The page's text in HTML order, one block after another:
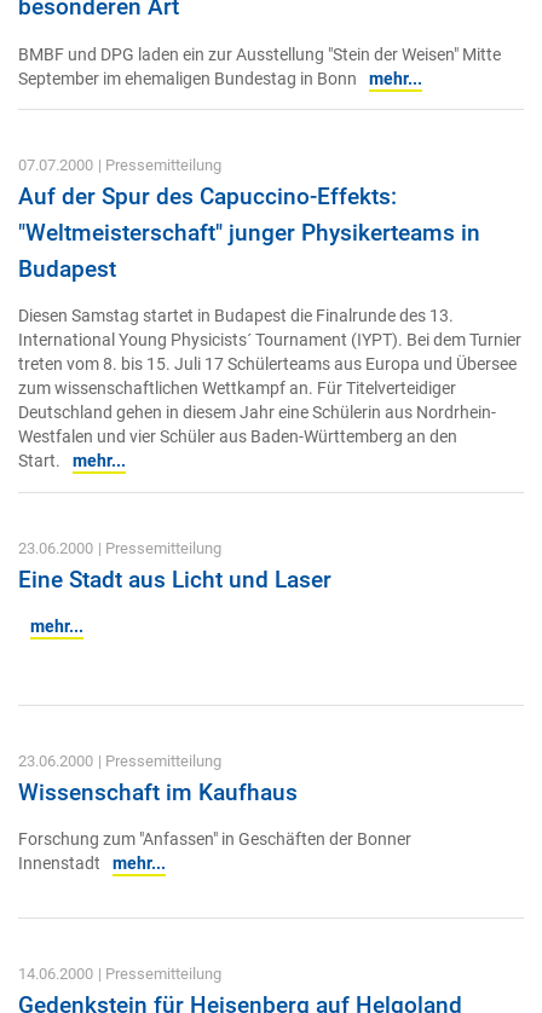
besonderen Art
BMBF und DPG laden ein zur Ausstellung "Stein der Weisen" Mitte
September im ehemaligen Bundestag in Bonn
mehr...
07.07.2000 | Pressemitteilung
Auf der Spur des Capuccino-Effekts:
"Weltmeisterschaft" junger Physikerteams in
Budapest
Diesen Samstag startet in Budapest die Finalrunde des 13.
International Young Physicists´ Tournament (IYPT). Bei dem Turnier
treten vom 8. bis 15. Juli 17 Schülerteams aus Europa und Übersee
zum wissenschaftlichen Wettkampf an. Für Titelverteidiger
Deutschland gehen in diesem Jahr eine Schülerin aus Nordrhein-
Westfalen und vier Schüler aus Baden-Württemberg an den
Start.
mehr...
23.06.2000 | Pressemitteilung
Eine Stadt aus Licht und Laser
mehr...
23.06.2000 | Pressemitteilung
Wissenschaft im Kaufhaus
Forschung zum "Anfassen" in Geschäften der Bonner
Innenstadt
mehr...
14.06.2000 | Pressemitteilung
Gedenkstein für Heisenberg auf Helgoland